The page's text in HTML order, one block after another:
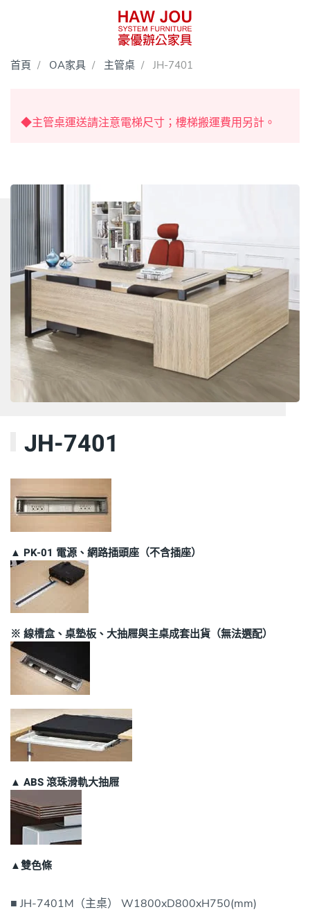
首頁 OA家具 主管桌 JH-7401
◆主管桌運送請注意電梯尺寸；樓梯搬運費用另計。
JH-7401
▲ PK-01 電源、網路插頭座（不含插座）
※ 線槽盒、桌墊板、大抽屜與主桌成套出貨（無法選配）
▲ ABS 滾珠滑軌大抽屜
▲雙色條
■ JH-7401M（主桌） W1800xD800xH750(mm)